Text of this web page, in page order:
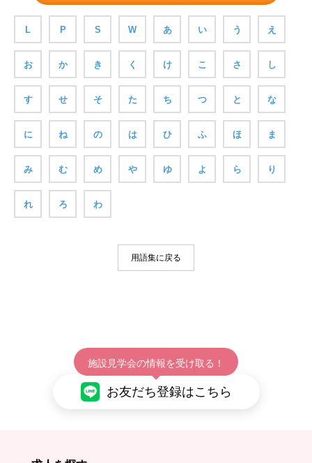
L P S W あ い う え
お か き く け こ さ し
す せ そ た ち つ と な
に ね の は ひ ふ ほ ま
み む め や ゆ よ ら り
れ ろ わ
用語集に戻る
施設見学会の情報を受け取る！
お友だち登録はこちら